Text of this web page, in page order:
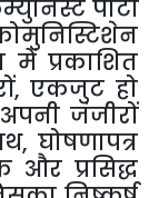
पार्टी
प्रकाशित
एकजुट हो
जंजीरों
घोषणापत्र
प्रसिद्ध